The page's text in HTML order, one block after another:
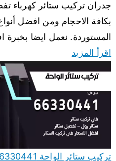
جدران تركيب ستائر كهرباء
بكافة الاحجام ومن افضل
المستوردة. نعمل ايضا
اقرأ المزيد